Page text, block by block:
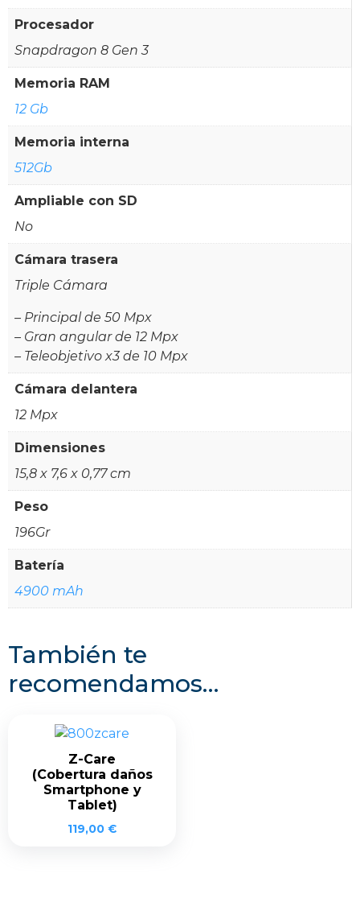
Procesador
Snapdragon 8 Gen 3
Memoria RAM
12 Gb
Memoria interna
512Gb
Ampliable con SD
No
Cámara trasera
Triple Cámara
– Principal de 50 Mpx
– Gran angular de 12 Mpx
– Teleobjetivo x3 de 10 Mpx
Cámara delantera
12 Mpx
Dimensiones
15,8 x 7,6 x 0,77 cm
Peso
196Gr
Batería
4900 mAh
También te
recomendamos…
Z-Care
(Cobertura daños
Smartphone y
Tablet)
119,00 €